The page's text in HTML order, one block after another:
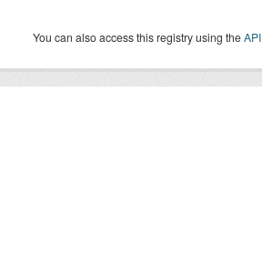
You can also access this registry using theAPI